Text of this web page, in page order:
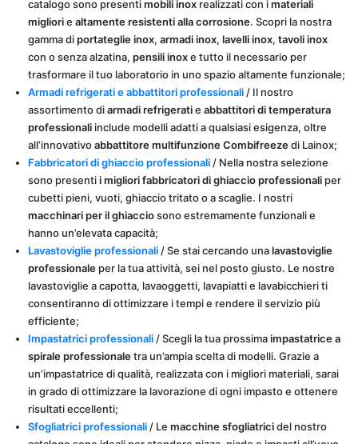
catalogo sono presentimobili inox realizzati con imateriali
migliorie altamente resistenti alla corrosione. Scopri la nostra
gamma diportateglie inox, armadi inox, lavelli inox, tavoli inox
con o senza alzatina, pensili inoxe tutto il necessario per
trasformare il tuo laboratorio in uno spazio altamente funzionale;
Armadi refrigerati e abbattitori professionali / Il nostro
assortimento diarmadi refrigeratie abbattitori di temperatura
professionali include modelli adatti a qualsiasi esigenza, oltre
all’innovativoabbattitore multifunzione Combifreezedi Lainox;
Fabbricatori di ghiaccio professionali / Nella nostra selezione
sono presentii migliori fabbricatori di ghiaccio professionali per
cubetti pieni, vuoti, ghiaccio tritato o a scaglie. I nostri
macchinari per il ghiacciosono estremamente funzionali e
hanno un’elevata capacità;
Lavastoviglie professionali / Se stai cercando unalavastoviglie
professionale per la tua attività, sei nel posto giusto. Le nostre
lavastoviglie a capotta, lavaoggetti, lavapiatti e lavabicchieri ti
consentiranno di ottimizzare i tempi e rendere il servizio più
efficiente;
Impastatrici professionali / Scegli la tua prossimaimpastatrice a
spirale professionaletra un’ampia scelta di modelli. Grazie a
un’impastatrice di qualità, realizzata con i migliori materiali, sarai
in grado di ottimizzare la lavorazione di ogni impasto e ottenere
risultati eccellenti;
Sfogliatrici professionali / Le macchine sfogliatricidel nostro